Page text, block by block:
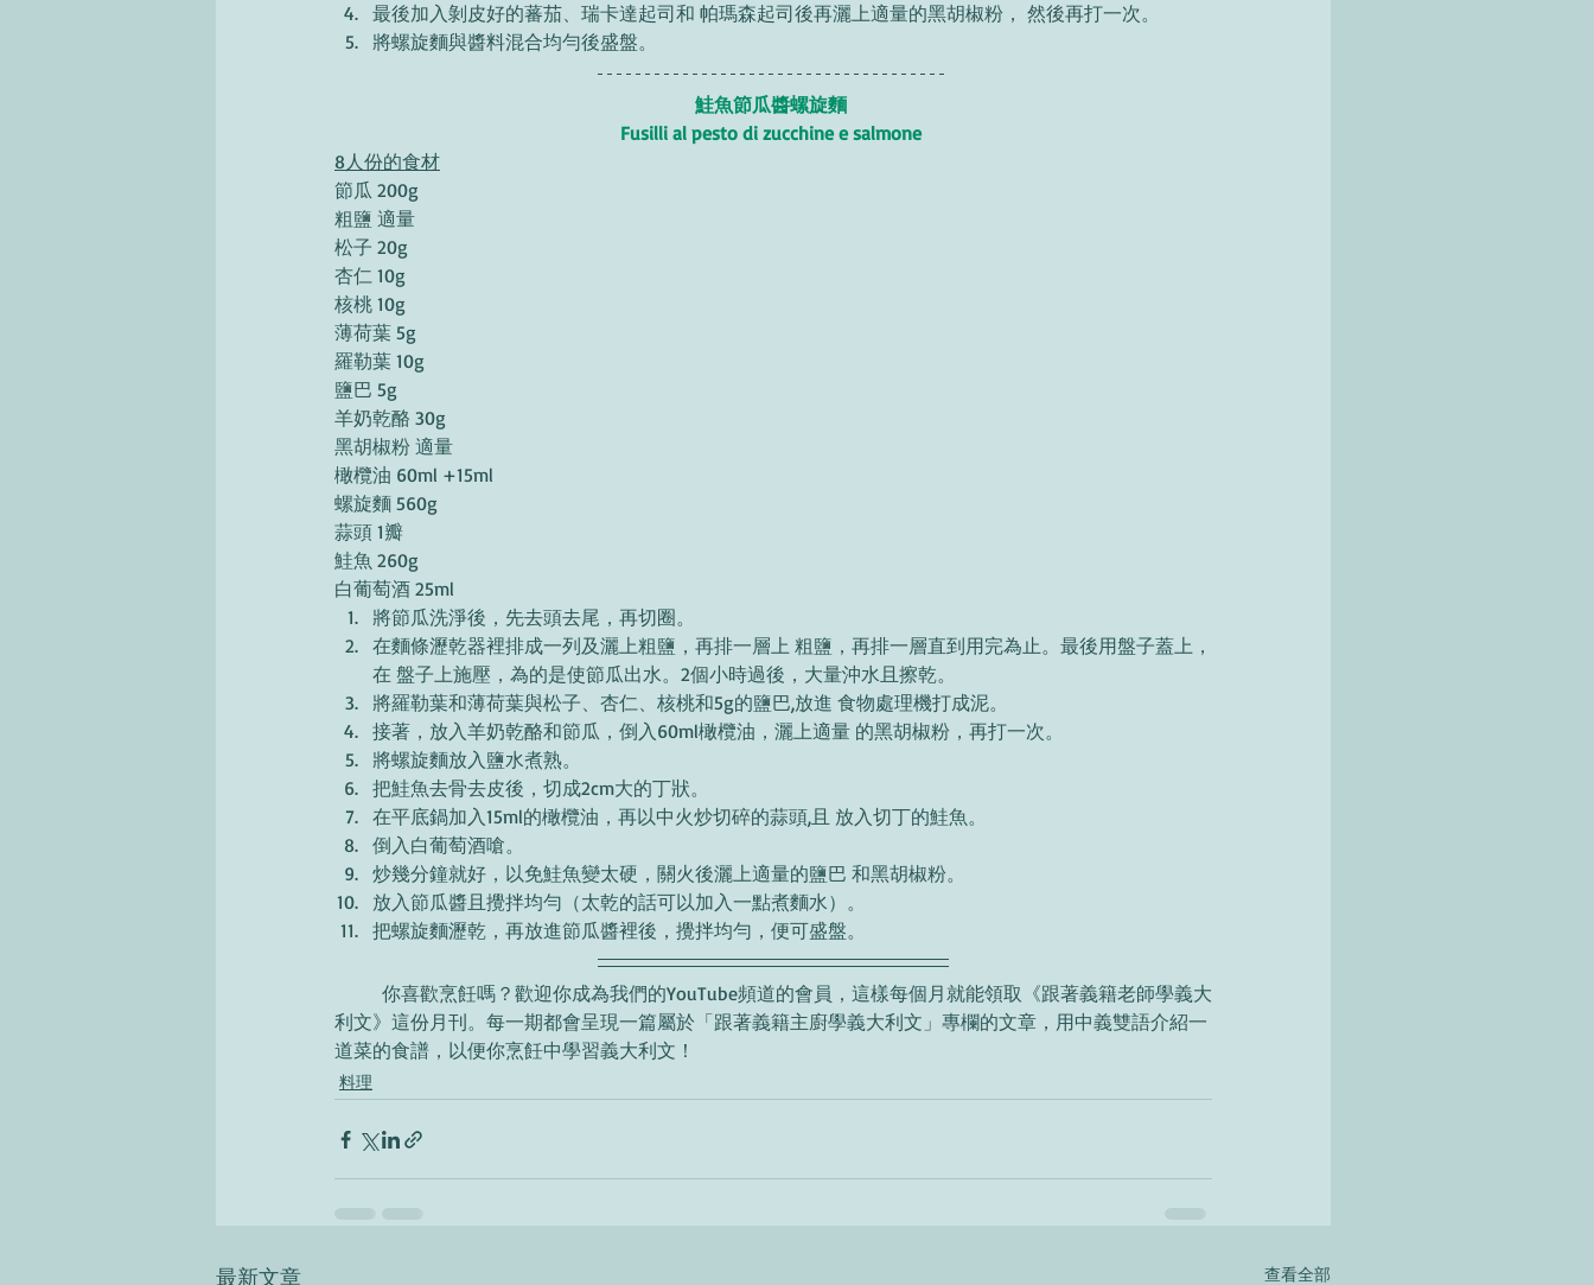
最後加入剝皮好的蕃茄、瑞卡達起司和 帕瑪森起司後再灑上適量的黑胡椒粉， 然後再打一次。
將螺旋麵與醬料混合均勻後盛盤。
鮭魚節瓜醬螺旋麵
Fusilli al pesto di zucchine e salmone
8人份的食材
節瓜 200g
粗鹽 適量
松子 20g
杏仁 10g
核桃 10g
薄荷葉 5g
羅勒葉 10g
鹽巴 5g
羊奶乾酪 30g
黑胡椒粉 適量
橄欖油 60ml +15ml
螺旋麵 560g
蒜頭 1瓣
鮭魚 260g
白葡萄酒 25ml
將節瓜洗淨後，先去頭去尾，再切圈。
在麵條瀝乾器裡排成一列及灑上粗鹽，再排一層上 粗鹽，再排一層直到用完為止。最後用盤子蓋上，
在 盤子上施壓，為的是使節瓜出水。2個小時過後，大量沖水且擦乾。
將羅勒葉和薄荷葉與松子、杏仁、核桃和5g的鹽巴,放進 食物處理機打成泥。
接著，放入羊奶乾酪和節瓜，倒入60ml橄欖油，灑上適量 的黑胡椒粉，再打一次。
將螺旋麵放入鹽水煮熟。
把鮭魚去骨去皮後，切成2cm大的丁狀。
在平底鍋加入15ml的橄欖油，再以中火炒切碎的蒜頭,且 放入切丁的鮭魚。
倒入白葡萄酒嗆。
炒幾分鐘就好，以免鮭魚變太硬，關火後灑上適量的鹽巴 和黑胡椒粉。
放入節瓜醬且攪拌均勻（太乾的話可以加入一點煮麵水）。
把螺旋麵瀝乾，再放進節瓜醬裡後，攪拌均勻，便可盛盤。
利文》這份月刊。每一期都會呈現一篇屬於「跟著義籍主廚學義大利文」專欄的文章，用中義雙語介紹一
道菜的食譜，以便你烹飪中學習義大利文！
料理
最新文章 查看全部